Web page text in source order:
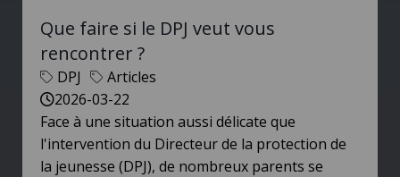
Que faire si le DPJ veut vous
rencontrer ?
DPJ
Articles
2026-03-22
Face à une situation aussi délicate que
l'intervention du Directeur de la protection de
la jeunesse (DPJ), de nombreux parents se